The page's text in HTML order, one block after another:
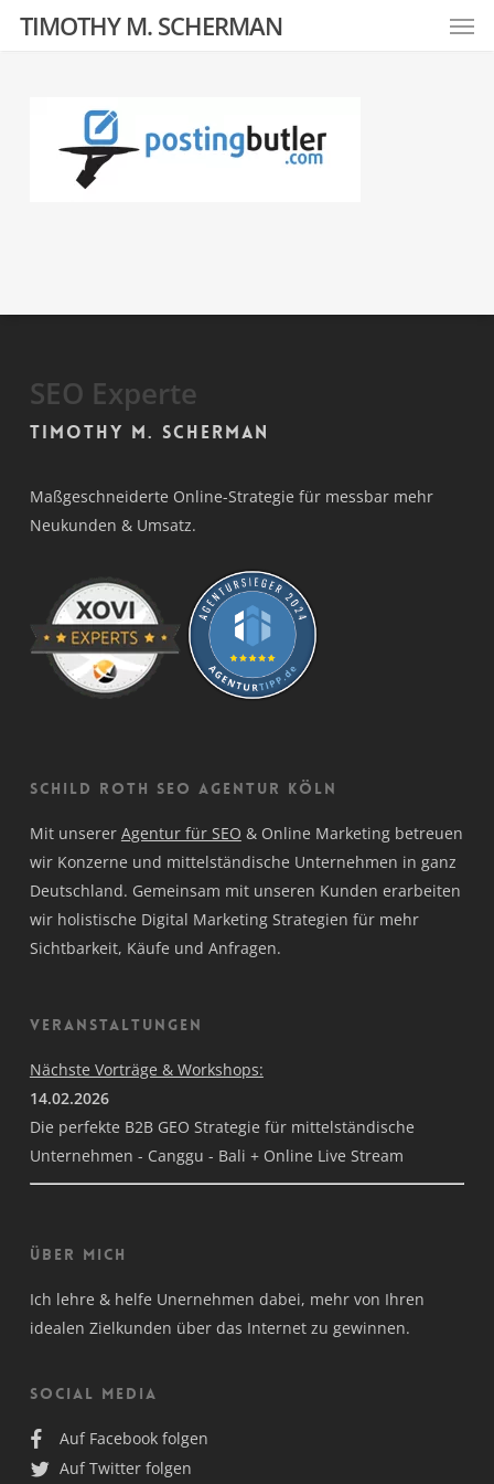
SkipTIMOTHY M. SCHERMAN
SEO Experte
Timothy M. Scherman
Maßgeschneiderte Online-Strategie für messbar mehr
Neukunden & Umsatz.
Schild Roth SEO Agentur Köln
Mit unserer Agentur für SEO & Online Marketing betreuen
wir Konzerne und mittelständische Unternehmen in ganz
Deutschland. Gemeinsam mit unseren Kunden erarbeiten
wir holistische Digital Marketing Strategien für mehr
Sichtbarkeit, Käufe und Anfragen.
Veranstaltungen
Nächste Vorträge & Workshops:
14.02.2026
Die perfekte B2B GEO Strategie für mittelständische
Unternehmen - Canggu - Bali + Online Live Stream
Über mich
Ich lehre & helfe Unernehmen dabei, mehr von Ihren
idealen Zielkunden über das Internet zu gewinnen.
Social Media
Auf Facebook folgen
Auf Twitter folgen